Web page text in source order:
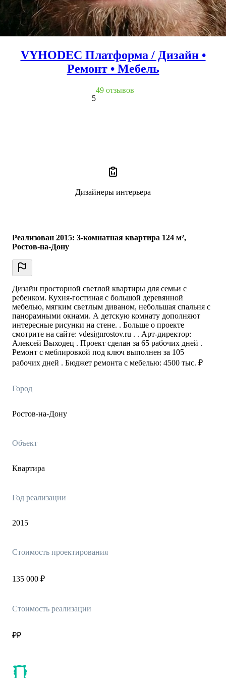
Реализован 2015: 3-комнатная квартира 124 м²,
Ростов-на-Дону
Дизайн просторной светлой квартиры для семьи с
ребенком. Кухня-гостиная с большой деревянной
мебелью, мягким светлым диваном, небольшая спальня с
панорамными окнами. А детскую комнату дополняют
интересные рисунки на стене. . Больше о проекте
смотрите на сайте: vdesignrostov.ru . . Арт-директор:
Алексей Выходец . Проект сделан за 65 рабочих дней .
Ремонт с меблировкой под ключ выполнен за 105
рабочих дней . Бюджет ремонта с мебелью: 4500 тыс. ₽
Город
Ростов-на-Дону
Объект
Квартира
Год реализации
2015
Стоимость проектирования
135 000 ₽
Стоимость реализации
₽₽
VYHODEC Платформа / Дизайн •
Ремонт • Мебель
5
49 отзывов
Дизайнеры интерьера